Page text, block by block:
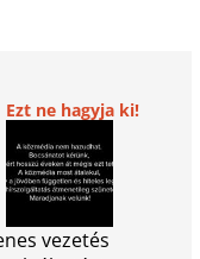
Ezt ne hagyja ki!
vezetés